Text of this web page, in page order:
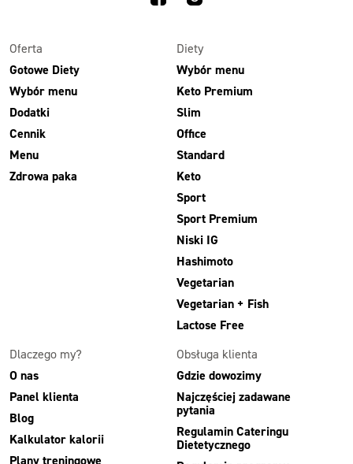
Oferta
Gotowe Diety
Wybór menu
Dodatki
Cennik
Menu
Zdrowa paka
Diety
Wybór menu
Keto Premium
Slim
Office
Standard
Keto
Sport
Sport Premium
Niski IG
Hashimoto
Vegetarian
Vegetarian + Fish
Lactose Free
Dlaczego my?
O nas
Panel klienta
Blog
Kalkulator kalorii
Obsługa klienta
Gdzie dowozimy
Najczęściej zadawane
pytania
Regulamin Cateringu
Dietetycznego